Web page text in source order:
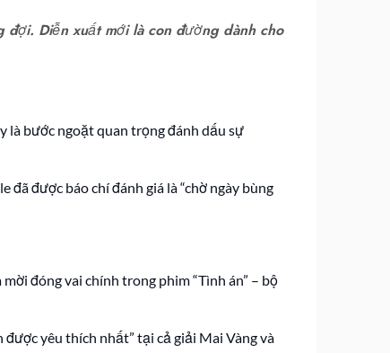
đợi. Diễn xuất mới là con đường dành cho
là bước ngoặt quan trọng đánh dấu sự
được báo chí đánh giá là “chờ ngày bùng
đóng vai chính trong phim “Tình án” – bộ
yêu thích nhất” tại cả giải Mai Vàng và